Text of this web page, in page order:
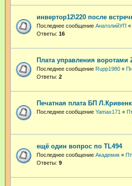
инвертор12\220 после
Последнее сообщение АнатолийУП «
Ответы: 16
Плата управления воротами
Последнее сообщение Rupp1980 «
Ответы: 2
Печатная плата БП
Последнее сообщение Yamax171 «
ещё один вопрос по TL494
Последнее сообщение Академик «
Ответы: 9